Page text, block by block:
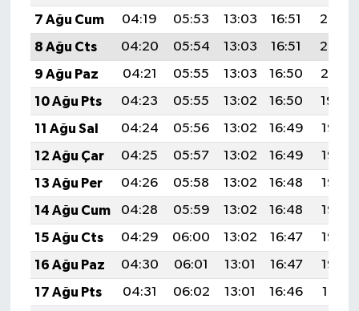
7 Ağu Cum
04:19 05:53 13:03 16:51
20:03
8 Ağu Cts
04:20 05:54 13:03 16:51
20:02
9 Ağu Paz
04:21 05:55 13:03 16:50
20:01
10 Ağu Pts
04:23 05:55 13:02 16:50
19:59
11 Ağu Sal
04:24 05:56 13:02 16:49
19:58
12 Ağu Çar
04:25 05:57 13:02 16:49
19:57
13 Ağu Per
04:26 05:58 13:02 16:48
19:56
14 Ağu Cum
04:28 05:59 13:02 16:48
19:55
15 Ağu Cts
04:29 06:00 13:02 16:47
19:53
16 Ağu Paz
04:30 06:01 13:01 16:47
19:52
17 Ağu Pts
04:31 06:02 13:01 16:46
19:51